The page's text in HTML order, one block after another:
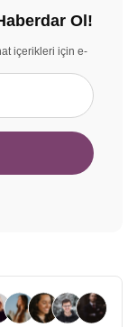
Ol!
içerikleri için e-